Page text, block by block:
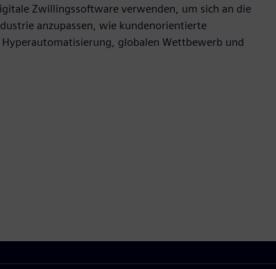
Zwillingssoftware verwenden, um sich an die
anzupassen, wie kundenorientierte
globalen Wettbewerb und